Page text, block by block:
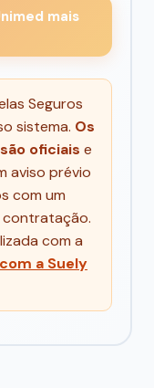
mais
Seguros
sistema. Os
oficiais e
aviso prévio
com um
com a
a Suely